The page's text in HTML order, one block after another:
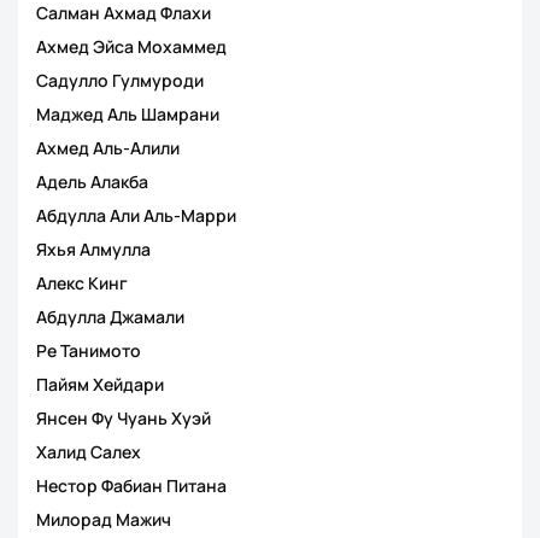
Салман Ахмад Флахи
Ахмед Эйса Мохаммед
Садулло Гулмуроди
Маджед Аль Шамрани
Ахмед Аль-Алили
Адель Алакба
Абдулла Али Аль-Марри
Яхья Алмулла
Алекс Кинг
Абдулла Джамали
Ре Танимото
Пайям Хейдари
Янсен Фу Чуань Хуэй
Халид Салех
Нестор Фабиан Питана
Милорад Мажич